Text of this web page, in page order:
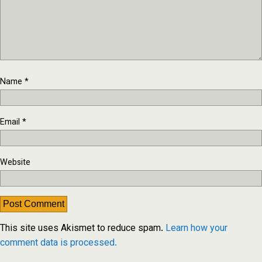
Name *
Email *
Website
This site uses Akismet to reduce spam. Learn how your
comment data is processed.